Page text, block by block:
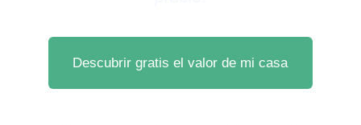
Descubrir gratis el valor de mi casa